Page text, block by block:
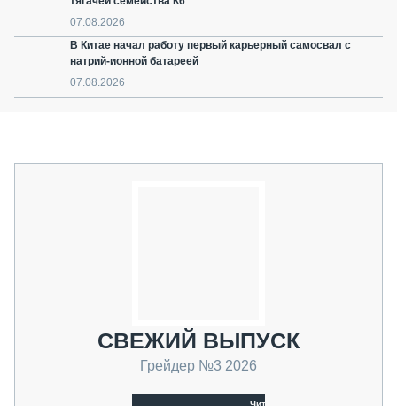
07.08.2026
В Китае начал работу первый карьерный самосвал с
натрий-ионной батареей
07.08.2026
СВЕЖИЙ ВЫПУСК
Грейдер №3 2026